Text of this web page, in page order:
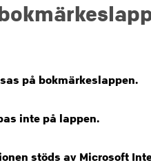
på bokmärkeslappen.
inte på lappen.
stöds av Microsoft